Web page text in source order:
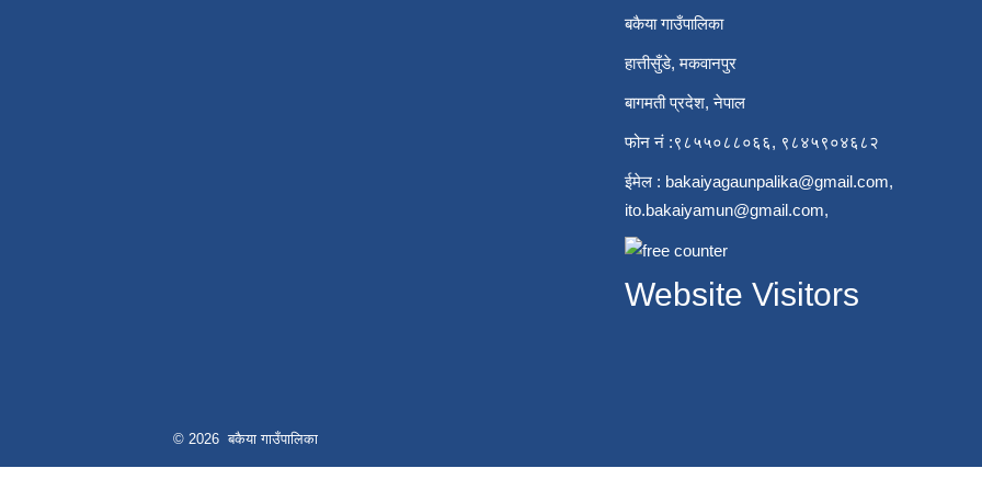
बकैया गाउँपालिका
हात्तीसुँडे, मकवानपुर
बागमती प्रदेश, नेपाल
फोन नं :९८५५०८८०६६, ९८४५९०४६८२
ईमेल : bakaiyagaunpalika@gmail.com,
ito.bakaiyamun@gmail.com,
Website Visitors
© 2026 बकैया गाउँपालिका